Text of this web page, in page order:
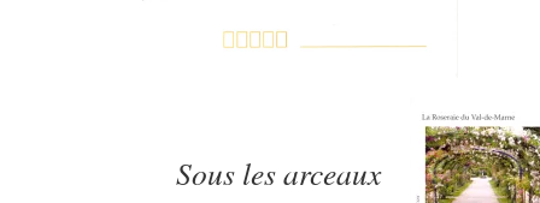
Sous les arceaux